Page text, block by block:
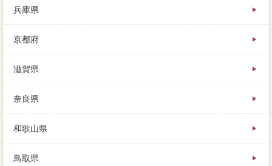
兵庫県
京都府
滋賀県
奈良県
和歌山県
鳥取県